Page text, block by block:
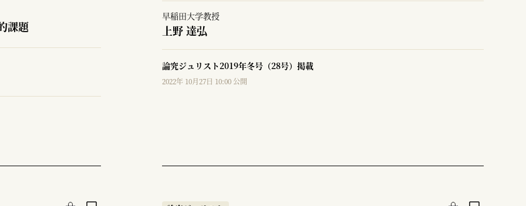
課題
早稲田大学教授
上野 達弘
論究ジュリスト2019年冬号（28号）掲載
2022年 10月27日 10:00 公開